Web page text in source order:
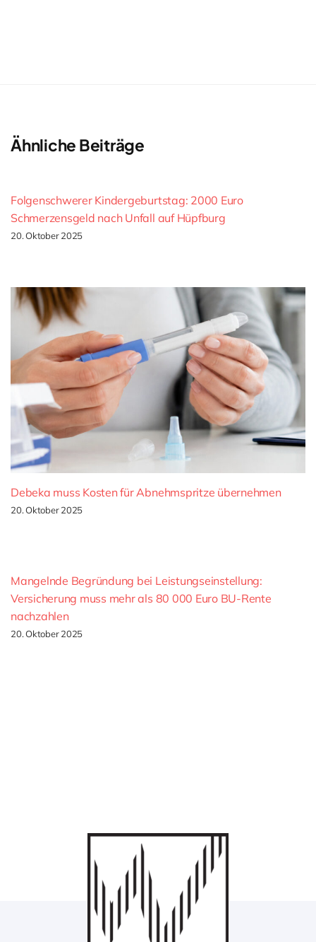
Ähnliche Beiträge
Folgenschwerer Kindergeburtstag: 2000 Euro
Schmerzensgeld nach Unfall auf Hüpfburg
20. Oktober 2025
Debeka muss Kosten für Abnehmspritze übernehmen
20. Oktober 2025
Mangelnde Begründung bei Leistungseinstellung:
Versicherung muss mehr als 80 000 Euro BU-Rente
nachzahlen
20. Oktober 2025